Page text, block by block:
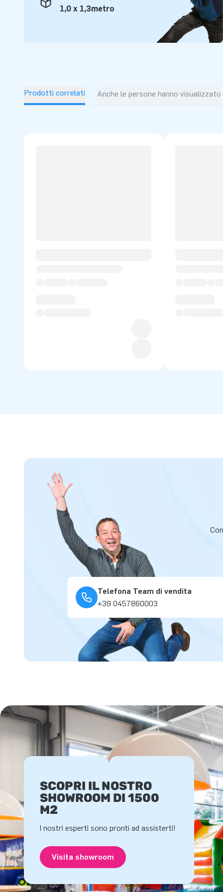
1,0 x 1,3metro
Prodotti correlati Anche le persone hanno visualizzato
Telefona Team di vendita
+39 0457860003
SCOPRI IL NOSTRO
SHOWROOM DI 1500
M2
I nostri esperti sono pronti ad assisterti!
Visita showroom